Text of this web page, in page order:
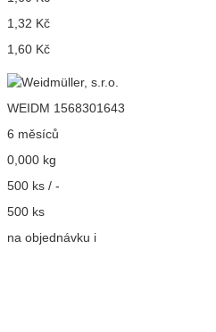
1,32 Kč
1,60 Kč
WEIDM 1568301643
6 měsíců
0,000 kg
500 ks / -
500 ks
na objednávku i